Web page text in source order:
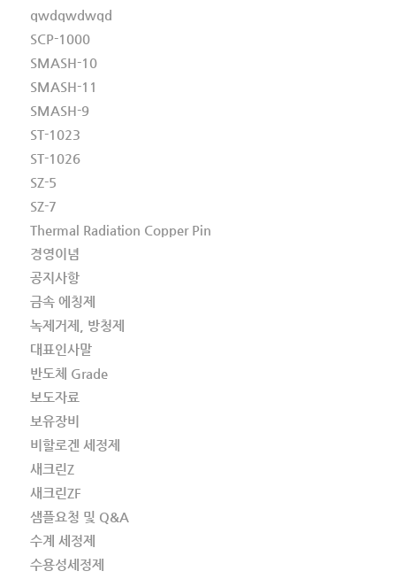
qwdqwdwqd
SCP-1000
SMASH-10
SMASH-11
SMASH-9
ST-1023
ST-1026
SZ-5
SZ-7
Thermal Radiation Copper Pin
경영이념
공지사항
금속 에칭제
녹제거제, 방청제
대표인사말
반도체 Grade
보도자료
보유장비
비할로겐 세정제
새크린Z
새크린ZF
샘플요청 및 Q&A
수계 세정제
수용성세정제